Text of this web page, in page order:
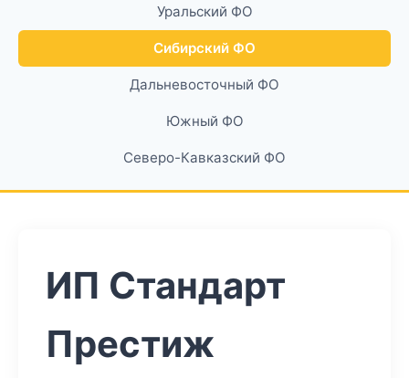
Уральский ФО
Сибирский ФО
Дальневосточный ФО
Южный ФО
Северо-Кавказский ФО
ИП Стандарт
Престиж